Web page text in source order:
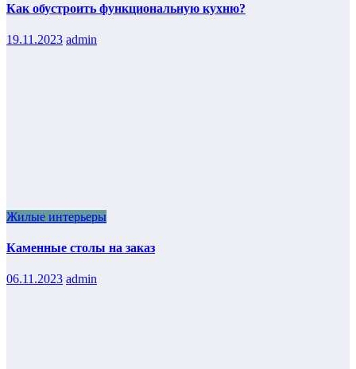
Как обустроить функциональную кухню?
19.11.2023 admin
Жилые интерьеры
Каменные столы на заказ
06.11.2023 admin